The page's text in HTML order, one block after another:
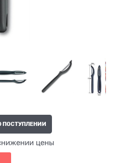
ПОСТУПЛЕНИИ
цены